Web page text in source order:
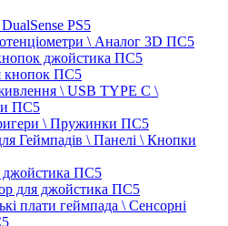
PS5
\ Аналог 3D ПС5
джойстика ПС5
кнопок ПС5
\ USB TYPE C \
ПС5
\ Пружинки ПС5
Геймпадів \ Панелі \ Кнопки
джойстика ПС5
для джойстика ПС5
плати геймпада \ Сенсорні